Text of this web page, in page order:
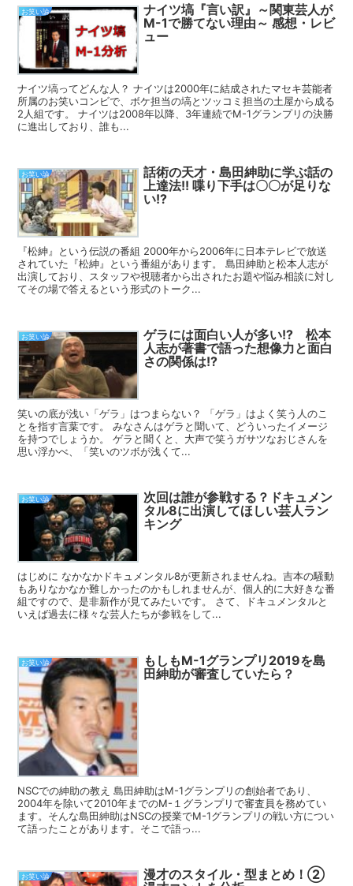
お笑い論
ナイツ塙『言い訳』～関東芸人が
M-1で勝てない理由～ 感想・レビ
ュー
ナイツ塙ってどんな人？ ナイツは2000年に結成されたマセキ芸能者
所属のお笑いコンビで、ボケ担当の塙とツッコミ担当の土屋から成る
2人組です。 ナイツは2008年以降、3年連続でM-1グランプリの決勝
に進出しており、誰も...
お笑い論
話術の天才・島田紳助に学ぶ話の
上達法!! 喋り下手は〇〇が足りな
い!?
『松紳』という伝説の番組 2000年から2006年に日本テレビで放送
されていた『松紳』という番組があります。 島田紳助と松本人志が
出演しており、スタッフや視聴者から出されたお題や悩み相談に対し
てその場で答えるという形式のトーク...
お笑い論
ゲラには面白い人が多い!? 松本
人志が著書で語った想像力と面白
さの関係は!?
笑いの底が浅い「ゲラ」はつまらない？ 「ゲラ」はよく笑う人のこ
とを指す言葉です。 みなさんはゲラと聞いて、どういったイメージ
を持つでしょうか。 ゲラと聞くと、大声で笑うガサツなおじさんを
思い浮かべ、「笑いのツボが浅くて...
お笑い論
次回は誰が参戦する？ドキュメン
タル8に出演してほしい芸人ラン
キング
はじめに なかなかドキュメンタル8が更新されませんね。吉本の騒動
もありなかなか難しかったのかもしれませんが、個人的に大好きな番
組ですので、是非新作が見てみたいです。 さて、ドキュメンタルと
いえば過去に様々な芸人たちが参戦をして...
お笑い論
もしもM-1グランプリ2019を島
田紳助が審査していたら？
NSCでの紳助の教え 島田紳助はM-1グランプリの創始者であり、
2004年を除いて2010年までのM-１グランプリで審査員を務めてい
ます。そんな島田紳助はNSCの授業でM-1グランプリの戦い方につい
て語ったことがあります。そこで語っ...
お笑い論
漫才のスタイル・型まとめ！②